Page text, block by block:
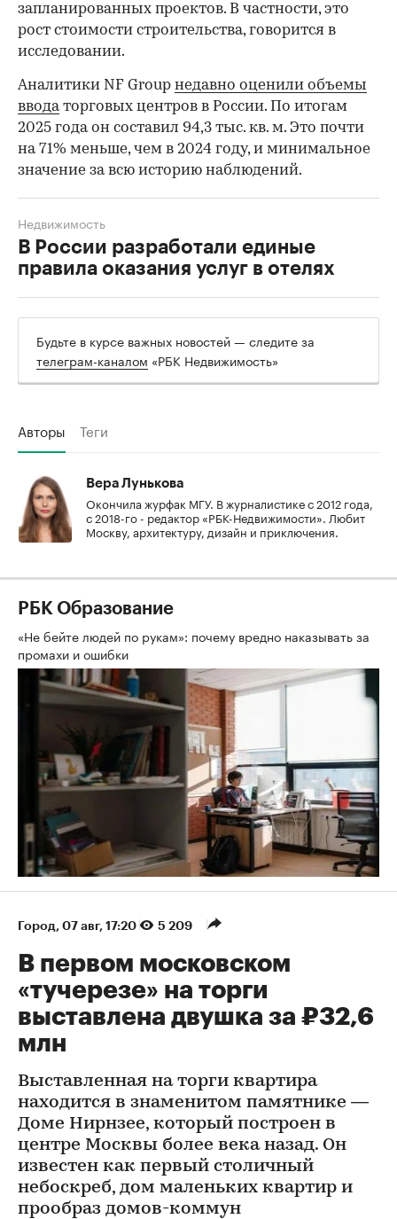
/ 00:00
запланированных проектов. В частности, это
рост стоимости строительства, говорится в
исследовании.
Аналитики NF Group недавно оценили объемы
вводаторговых центров в России. По итогам
2025 года он составил 94,3 тыс. кв. м. Это почти
на 71% меньше, чем в 2024 году, и минимальное
значение за всю историю наблюдений.
В России разработали единые
правила оказания услуг в отелях
Недвижимость
Будьте в курсе важных новостей — следите за
телеграм-каналом «РБК Недвижимость»
Авторы Теги
Вера Лунькова
Окончила журфак МГУ. В журналистике с 2012 года,
с 2018-го - редактор «РБК-Недвижимости». Любит
Москву, архитектуру, дизайн и приключения.
РБК Образование
«Не бейте людей по рукам»: почему вредно наказывать за
промахи и ошибки
Город 07 авг, 17:20 5 209
В первом московском
«тучерезе» на торги
выставлена двушка за ₽32,6
млн
Выставленная на торги квартира
находится в знаменитом памятнике —
Доме Нирнзее, который построен в
центре Москвы более века назад. Он
известен как первый столичный
небоскреб, дом маленьких квартир и
прообраз домов-коммун